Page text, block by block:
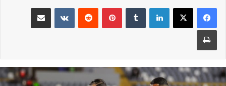
لينكدإن بينتيريست
مشاركة عبر البريد
طباعة